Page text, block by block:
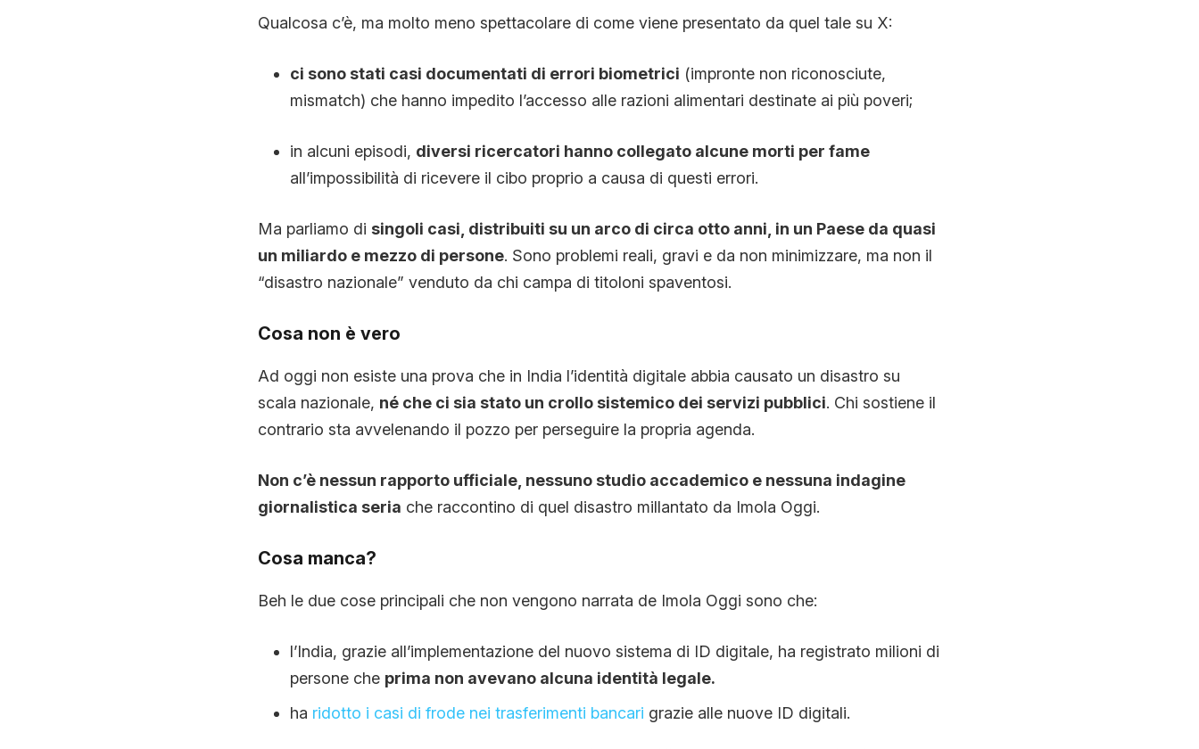
Qualcosa c’è, ma molto meno spettacolare di come viene presentato da quel tale su X:
ci sono stati casi documentati di errori biometrici (impronte non riconosciute,
mismatch) che hanno impedito l’accesso alle razioni alimentari destinate ai più poveri;
in alcuni episodi, diversi ricercatori hanno collegato alcune morti per fame
all’impossibilità di ricevere il cibo proprio a causa di questi errori.
Ma parliamo di singoli casi, distribuiti su un arco di circa otto anni, in un Paese da quasi
un miliardo e mezzo di persone. Sono problemi reali, gravi e da non minimizzare, ma non il
“disastro nazionale” venduto da chi campa di titoloni spaventosi.
Cosa non è vero
Ad oggi non esiste una prova che in India l’identità digitale abbia causato un disastro su
scala nazionale, né che ci sia stato un crollo sistemico dei servizi pubblici. Chi sostiene il
contrario sta avvelenando il pozzo per perseguire la propria agenda.
Non c’è nessun rapporto ufficiale, nessuno studio accademico e nessuna indagine
giornalistica seria che raccontino di quel disastro millantato da Imola Oggi.
Cosa manca?
Beh le due cose principali che non vengono narrata de Imola Oggi sono che:
l’India, grazie all’implementazione del nuovo sistema di ID digitale, ha registrato milioni di
persone che prima non avevano alcuna identità legale.
ha ridotto i casi di frode nei trasferimenti bancari grazie alle nuove ID digitali.